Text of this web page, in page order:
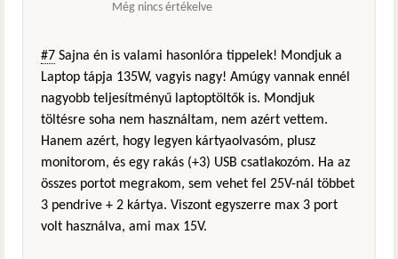
Még nincs értékelve
#7 Sajna én is valami hasonlóra tippelek! Mondjuk a
Laptop tápja 135W, vagyis nagy! Amúgy vannak ennél
nagyobb teljesítményű laptoptöltők is. Mondjuk
töltésre soha nem használtam, nem azért vettem.
Hanem azért, hogy legyen kártyaolvasóm, plusz
monitorom, és egy rakás (+3) USB csatlakozóm. Ha az
összes portot megrakom, sem vehet fel 25V-nál többet
3 pendrive + 2 kártya. Viszont egyszerre max 3 port
volt használva, ami max 15V.